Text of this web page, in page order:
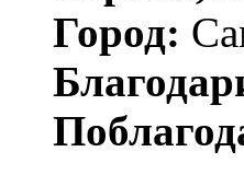
Город: